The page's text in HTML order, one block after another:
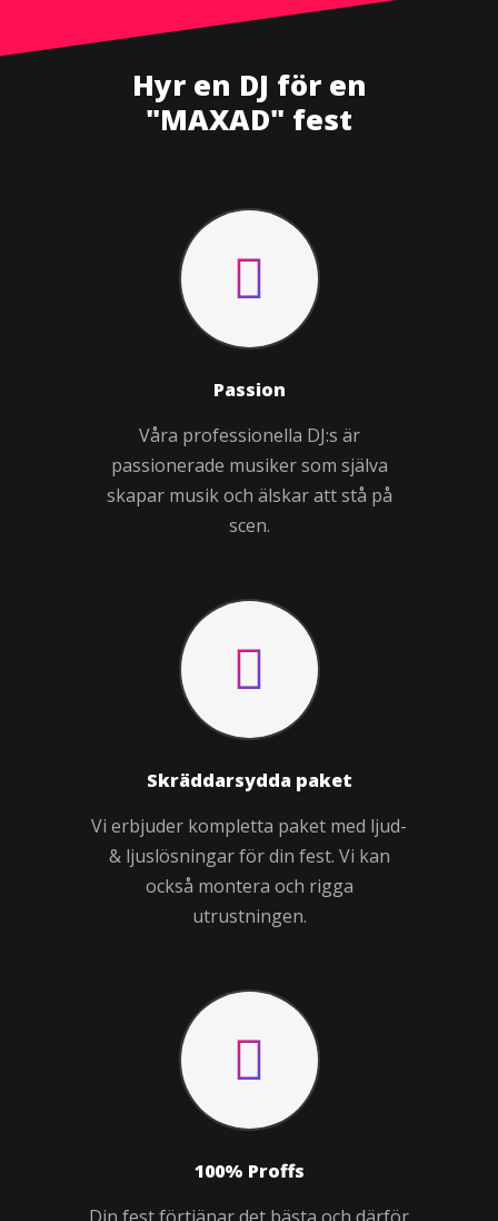
Hyr en DJ för en
"MAXAD" fest
Passion
Våra professionella DJ:s är
passionerade musiker som själva
skapar musik och älskar att stå på
scen.
Skräddarsydda paket
Vi erbjuder kompletta paket med ljud-
& ljuslösningar för din fest. Vi kan
också montera och rigga
utrustningen.
100% Proffs